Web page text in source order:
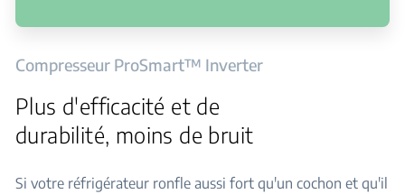
Compresseur ProSmart™ Inverter
Plus d'efficacité et de
durabilité, moins de bruit
Si votre réfrigérateur ronfle aussi fort qu'un cochon et qu'il